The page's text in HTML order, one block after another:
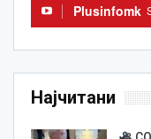
Plusinfomk
Најчитани